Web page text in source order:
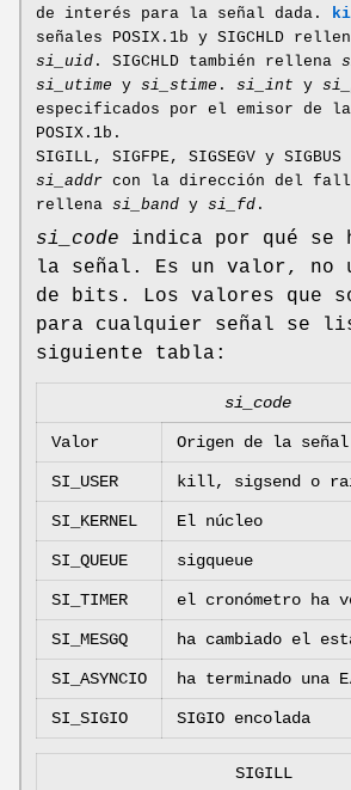
de interés para la señal dada.
señales POSIX.1b y SIGCHLD
si_uid . SIGCHLD también rellena
si_utime y si_stime . si_int y
especificados por el emisor de
POSIX.1b.
SIGILL, SIGFPE, SIGSEGV y
si_addr con la dirección del
rellena si_band y si_fd .
si_code indica por qué se
la señal. Es un valor, no
de bits. Los valores que
para cualquier señal se
siguiente tabla:
si_code
Valor Origen de la señal
SI_USER kill, sigsend o
SI_KERNEL El núcleo
SI_QUEUE sigqueue
SI_TIMER el cronómetro ha
SI_MESGQ ha cambiado el
SI_ASYNCIO ha terminado una
SI_SIGIO SIGIO encolada
SIGILL